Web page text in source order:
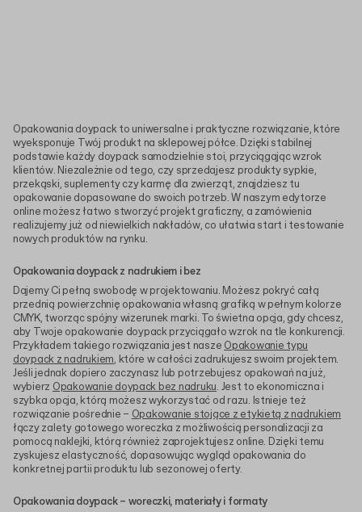
Opakowania doypack to uniwersalne i praktyczne rozwiązanie, które
wyeksponuje Twój produkt na sklepowej półce. Dzięki stabilnej
podstawie każdy doypack samodzielnie stoi, przyciągając wzrok
klientów. Niezależnie od tego, czy sprzedajesz produkty sypkie,
przekąski, suplementy czy karmę dla zwierząt, znajdziesz tu
opakowanie dopasowane do swoich potrzeb. W naszym edytorze
online możesz łatwo stworzyć projekt graficzny, a zamówienia
realizujemy już od niewielkich nakładów, co ułatwia start i testowanie
nowych produktów na rynku.
Opakowania doypack z nadrukiem i bez
Dajemy Ci pełną swobodę w projektowaniu. Możesz pokryć całą
przednią powierzchnię opakowania własną grafiką w pełnym kolorze
CMYK, tworząc spójny wizerunek marki. To świetna opcja, gdy chcesz,
aby Twoje opakowanie doypack przyciągało wzrok na tle konkurencji.
Przykładem takiego rozwiązania jest nasze Opakowanie typu
doypack z nadrukiem, które w całości zadrukujesz swoim projektem.
Jeśli jednak dopiero zaczynasz lub potrzebujesz opakowań na już,
wybierz Opakowanie doypack bez nadruku. Jest to ekonomiczna i
szybka opcja, którą możesz wykorzystać od razu. Istnieje też
rozwiązanie pośrednie – Opakowanie stojące z etykietą z nadrukiem
łączy zalety gotowego woreczka z możliwością personalizacji za
pomocą naklejki, którą również zaprojektujesz online. Dzięki temu
zyskujesz elastyczność, dopasowując wygląd opakowania do
konkretnej partii produktu lub sezonowej oferty.
Opakowania doypack – woreczki, materiały i formaty